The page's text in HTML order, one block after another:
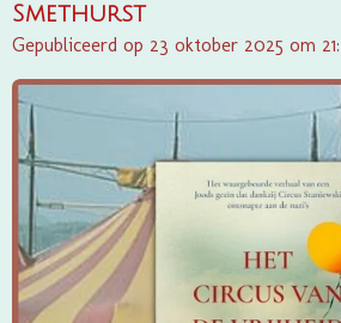
Smethurst
Gepubliceerd op 23 oktober 2025 om